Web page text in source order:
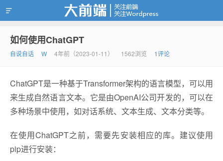
靠谱赚钱
如何使用ChatGPT
自说自话 W 4年前（2023-01-11） 1562浏览 1评论
ChatGPT是一种基于Transformer架构的语言模型，可以用
来生成自然语言文本。它是由OpenAI公司开发的，可以在
多种场景中使用，如对话系统、文本生成、文本分类等。
在使用ChatGPT之前，需要先安装相应的库。建议使用
pip进行安装：